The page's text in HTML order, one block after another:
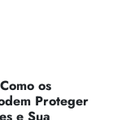
os
Proteger
e Sua